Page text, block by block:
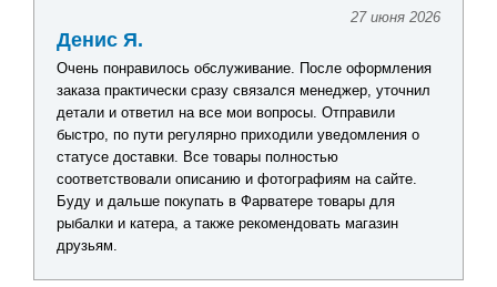
27 июня 2026
Денис Я.
Очень понравилось обслуживание. После оформления
заказа практически сразу связался менеджер, уточнил
детали и ответил на все мои вопросы. Отправили
быстро, по пути регулярно приходили уведомления о
статусе доставки. Все товары полностью
соответствовали описанию и фотографиям на сайте.
Буду и дальше покупать в Фарватере товары для
рыбалки и катера, а также рекомендовать магазин
друзьям.